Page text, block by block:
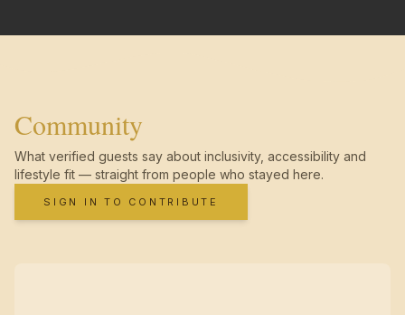
Community
What verified guests say about inclusivity, accessibility and
lifestyle fit — straight from people who stayed here.
SIGN IN TO CONTRIBUTE